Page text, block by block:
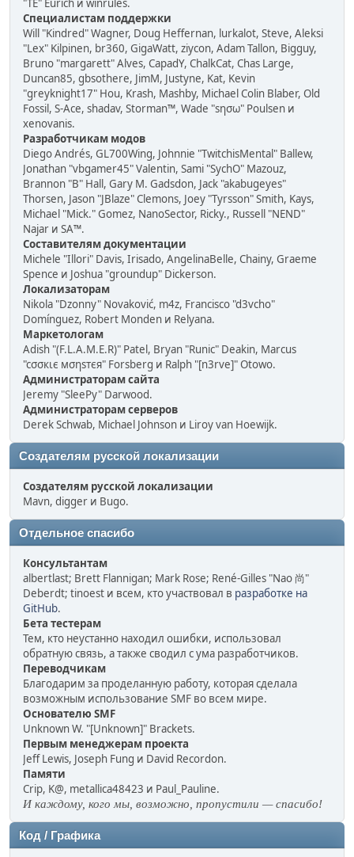
"TE" Eurich и winrules.
Специалистам поддержки
Will "Kindred" Wagner, Doug Heffernan, lurkalot, Steve, Aleksi
"Lex" Kilpinen, br360, GigaWatt, ziycon, Adam Tallon, Bigguy,
Bruno "margarett" Alves, CapadY, ChalkCat, Chas Large,
Duncan85, gbsothere, JimM, Justyne, Kat, Kevin
"greyknight17" Hou, Krash, Mashby, Michael Colin Blaber, Old
Fossil, S-Ace, shadav, Storman™, Wade "sησω" Poulsen и
xenovanis.
Разработчикам модов
Diego Andrés, GL700Wing, Johnnie "TwitchisMental" Ballew,
Jonathan "vbgamer45" Valentin, Sami "SychO" Mazouz,
Brannon "B" Hall, Gary M. Gadsdon, Jack "akabugeyes"
Thorsen, Jason "JBlaze" Clemons, Joey "Tyrsson" Smith, Kays,
Michael "Mick." Gomez, NanoSector, Ricky., Russell "NEND"
Najar и SA™.
Составителям документации
Michele "Illori" Davis, Irisado, AngelinaBelle, Chainy, Graeme
Spence и Joshua "groundup" Dickerson.
Локализаторам
Nikola "Dzonny" Novaković, m4z, Francisco "d3vcho"
Domínguez, Robert Monden и Relyana.
Маркетологам
Adish "(F.L.A.M.E.R)" Patel, Bryan "Runic" Deakin, Marcus
"cσσкιє мσηѕтєя" Forsberg и Ralph "[n3rve]" Otowo.
Администраторам сайта
Jeremy "SleePy" Darwood.
Администраторам серверов
Derek Schwab, Michael Johnson и Liroy van Hoewijk.
Создателям русской локализации
Создателям русской локализации
Mavn, digger и Bugo.
Отдельное спасибо
Консультантам
albertlast; Brett Flannigan; Mark Rose; René-Gilles "Nao 尚"
Deberdt; tinoest и всем, кто участвовал в разработке на
GitHub.
Бета тестерам
Тем, кто неустанно находил ошибки, использовал
обратную связь, а также сводил с ума разработчиков.
Переводчикам
Благодарим за проделанную работу, которая сделала
возможным использование SMF во всем мире.
Основателю SMF
Unknown W. "[Unknown]" Brackets.
Первым менеджерам проекта
Jeff Lewis, Joseph Fung и David Recordon.
Памяти
Crip, K@, metallica48423 и Paul_Pauline.
И каждому, кого мы, возможно, пропустили — спасибо!
Код / Графика